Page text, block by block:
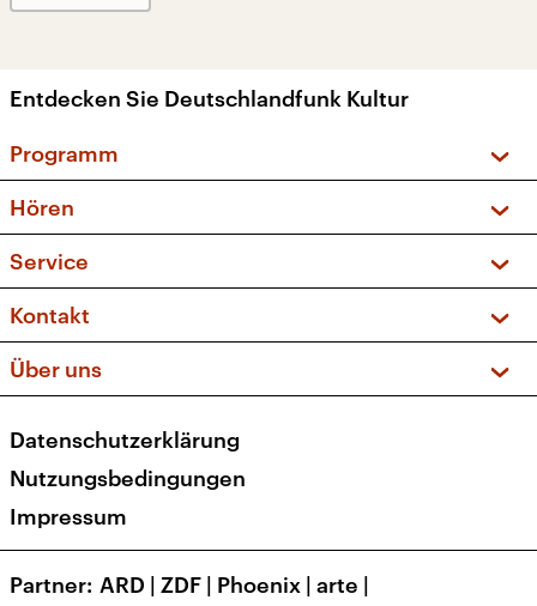
Entdecken Sie Deutschlandfunk Kultur
Programm
Sendungen und Podcasts
Musikliste
Kakadu – Das Kinderprogramm
Hören
Frequenzen (UKW + DAB+)
Service
FAQ
Apps
Newsletter
Veranstaltungen
Kontakt
Social Media
Über uns
Presse
Karriere
Transparenz
Datenschutzerklärung
Nutzungsbedingungen
Impressum
Partner ARD | ZDF | Phoenix | arte |